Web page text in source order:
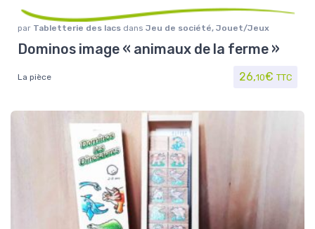
par Tabletterie des lacs dans Jeu de société, Jouet/Jeux
Dominos image « animaux de la ferme »
La pièce 26,10€ TTC